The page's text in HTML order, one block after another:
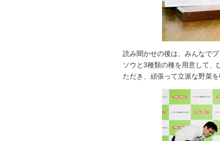
読み聞かせの後は、みんなで
ソウと3種類の種を用意して
ただき、頑張って立派な野菜